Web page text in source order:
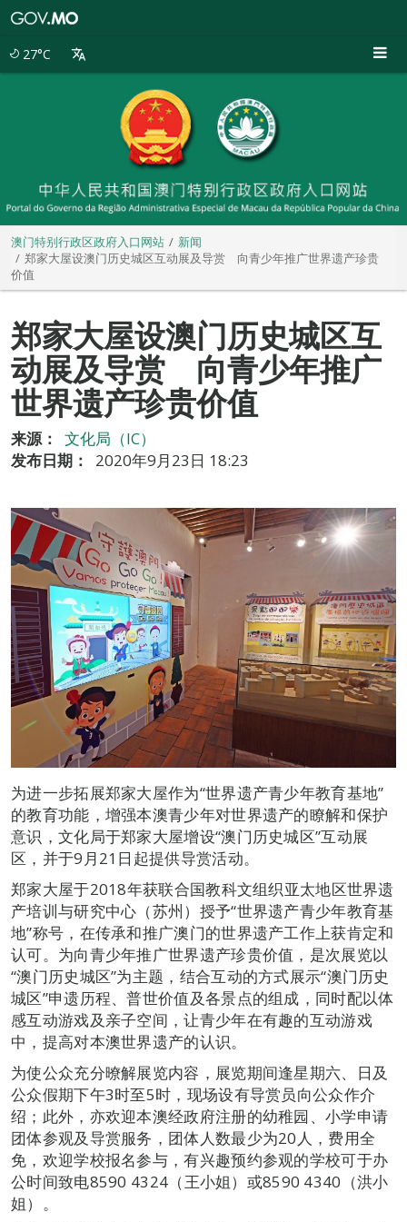
27°C
澳门特别行政区政府入口网站
新闻
郑家大屋设澳门历史城区互动展及导赏 向青少年推广世界遗产珍贵
价值
郑家大屋设澳门历史城区互
动展及导赏 向青少年推广
世界遗产珍贵价值
来源：
文化局（IC）
发布日期：
2020年9月23日 18:23
为进一步拓展郑家大屋作为“世界遗产青少年教育基地”
的教育功能，增强本澳青少年对世界遗产的瞭解和保护
意识，文化局于郑家大屋增设“澳门历史城区”互动展
区，并于9月21日起提供导赏活动。
郑家大屋于2018年获联合国教科文组织亚太地区世界遗
产培训与研究中心（苏州）授予“世界遗产青少年教育基
地”称号，在传承和推广澳门的世界遗产工作上获肯定和
认可。为向青少年推广世界遗产珍贵价值，是次展览以
“澳门历史城区”为主题，结合互动的方式展示“澳门历史
城区”申遗历程、普世价值及各景点的组成，同时配以体
感互动游戏及亲子空间，让青少年在有趣的互动游戏
中，提高对本澳世界遗产的认识。
为使公众充分暸解展览内容，展览期间逢星期六、日及
公众假期下午3时至5时，现场设有导赏员向公众作介
绍；此外，亦欢迎本澳经政府注册的幼稚园、小学申请
团体参观及导赏服务，团体人数最少为20人，费用全
免，欢迎学校报名参与，有兴趣预约参观的学校可于办
公时间致电8590 4324（王小姐）或8590 4340（洪小
姐）。